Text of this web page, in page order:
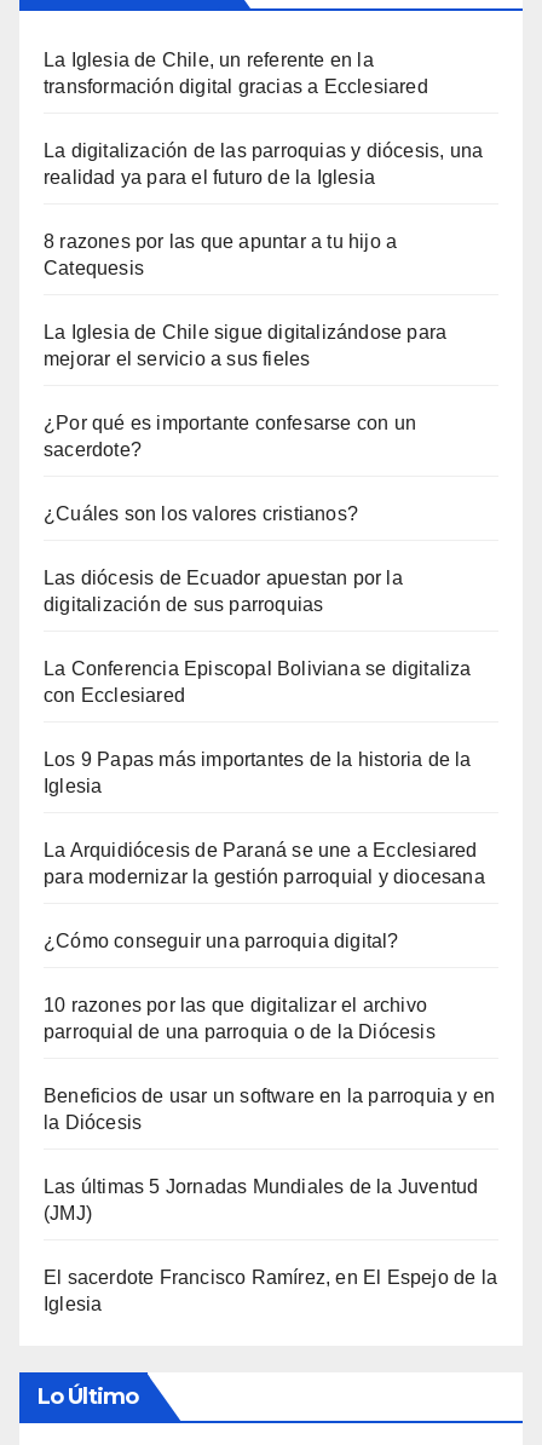
La Iglesia de Chile, un referente en la
transformación digital gracias a Ecclesiared
La digitalización de las parroquias y diócesis, una
realidad ya para el futuro de la Iglesia
8 razones por las que apuntar a tu hijo a
Catequesis
La Iglesia de Chile sigue digitalizándose para
mejorar el servicio a sus fieles
¿Por qué es importante confesarse con un
sacerdote?
¿Cuáles son los valores cristianos?
Las diócesis de Ecuador apuestan por la
digitalización de sus parroquias
La Conferencia Episcopal Boliviana se digitaliza
con Ecclesiared
Los 9 Papas más importantes de la historia de la
Iglesia
La Arquidiócesis de Paraná se une a Ecclesiared
para modernizar la gestión parroquial y diocesana
¿Cómo conseguir una parroquia digital?
10 razones por las que digitalizar el archivo
parroquial de una parroquia o de la Diócesis
Beneficios de usar un software en la parroquia y en
la Diócesis
Las últimas 5 Jornadas Mundiales de la Juventud
(JMJ)
El sacerdote Francisco Ramírez, en El Espejo de la
Iglesia
Lo Último